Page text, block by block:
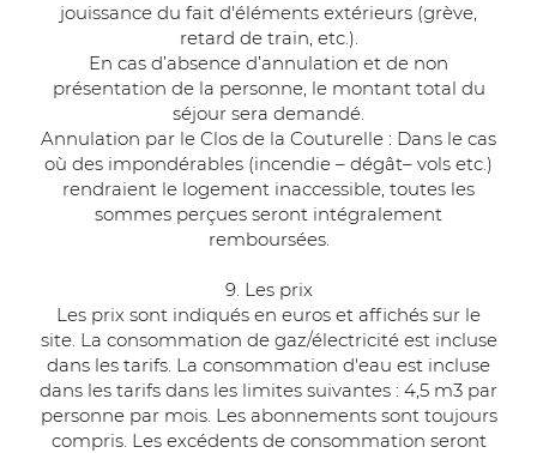
jouissance du fait d'éléments extérieurs (grève,
retard de train, etc.).
En cas d’absence d’annulation et de non
présentation de la personne, le montant total du
séjour sera demandé.
Annulation par le Clos de la Couturelle : Dans le cas
où des impondérables (incendie – dégât– vols etc.)
rendraient le logement inaccessible, toutes les
sommes perçues seront intégralement
remboursées.
9. Les prix
Les prix sont indiqués en euros et affichés sur le
site. La consommation de gaz/électricité est incluse
dans les tarifs. La consommation d'eau est incluse
dans les tarifs dans les limites suivantes : 4,5 m3 par
personne par mois. Les abonnements sont toujours
compris. Les excédents de consommation seront